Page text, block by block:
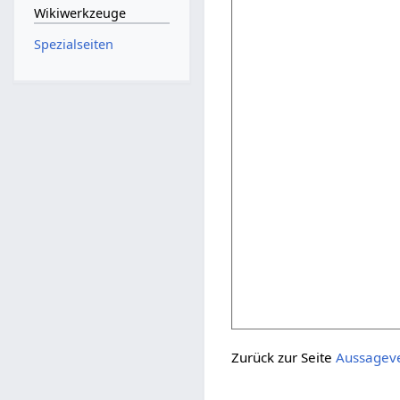
Zurück zur Seite
Wikiwerkzeuge
Spezialseiten